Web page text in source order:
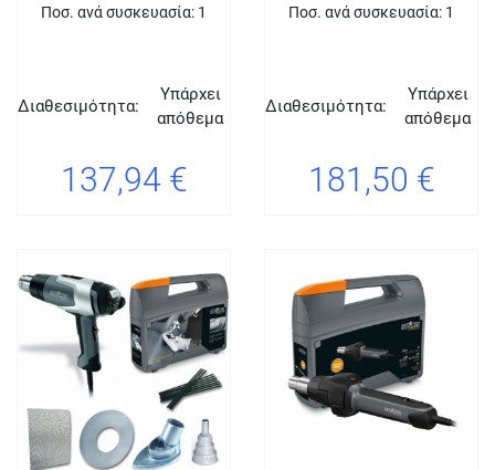
Ποσ. ανά συσκευασία: 1
Διαθεσιμότητα:
Υπάρχει
απόθεμα
137,94 €
Ποσ. ανά συσκευασία: 1
Διαθεσιμότητα:
Υπάρχει
απόθεμα
181,50 €